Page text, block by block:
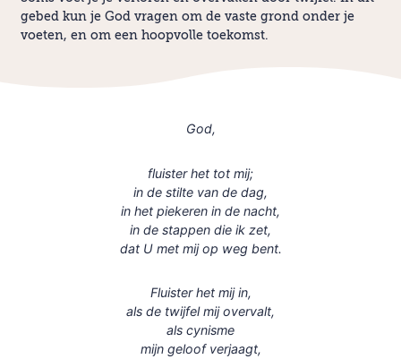
gebed kun je God vragen om de vaste grond onder je
voeten, en om een hoopvolle toekomst.
God,
fluister het tot mij;
in de stilte van de dag,
in het piekeren in de nacht,
in de stappen die ik zet,
dat U met mij op weg bent.
Fluister het mij in,
als de twijfel mij overvalt,
als cynisme
mijn geloof verjaagt,